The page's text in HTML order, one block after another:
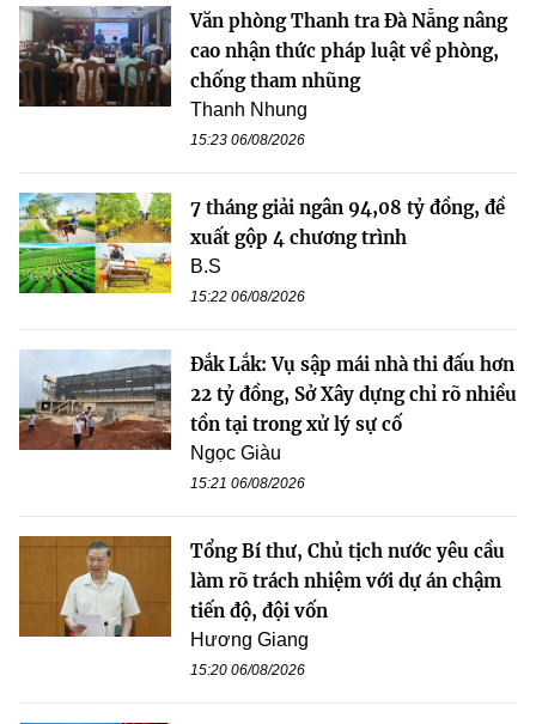
Văn phòng Thanh tra Đà Nẵng nâng
cao nhận thức pháp luật về phòng,
chống tham nhũng
Thanh Nhung
15:23 06/08/2026
7 tháng giải ngân 94,08 tỷ đồng, đề
xuất gộp 4 chương trình
B.S
15:22 06/08/2026
Đắk Lắk: Vụ sập mái nhà thi đấu hơn
22 tỷ đồng, Sở Xây dựng chỉ rõ nhiều
tồn tại trong xử lý sự cố
Ngọc Giàu
15:21 06/08/2026
Tổng Bí thư, Chủ tịch nước yêu cầu
làm rõ trách nhiệm với dự án chậm
tiến độ, đội vốn
Hương Giang
15:20 06/08/2026